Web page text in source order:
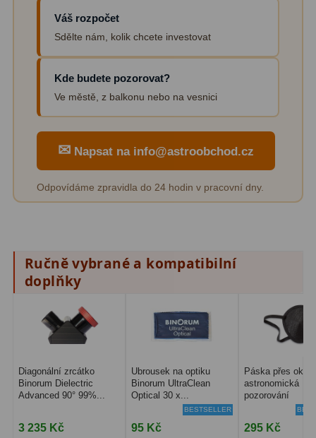
Váš rozpočet
Sdělte nám, kolik chcete investovat
Kde budete pozorovat?
Ve městě, z balkonu nebo na vesnici
✉ Napsat na info@astroobchod.cz
Odpovídáme zpravidla do 24 hodin v pracovní dny.
Ručně vybrané a kompatibilní
doplňky
Diagonální zrcátko
Binorum Dielectric
Advanced 90° 99%...
3 235 Kč
Ubrousek na optiku
Binorum UltraClean
Optical 30 x...
BESTSELLER
95 Kč
Páska přes oko
astronomická
pozorování
295 Kč